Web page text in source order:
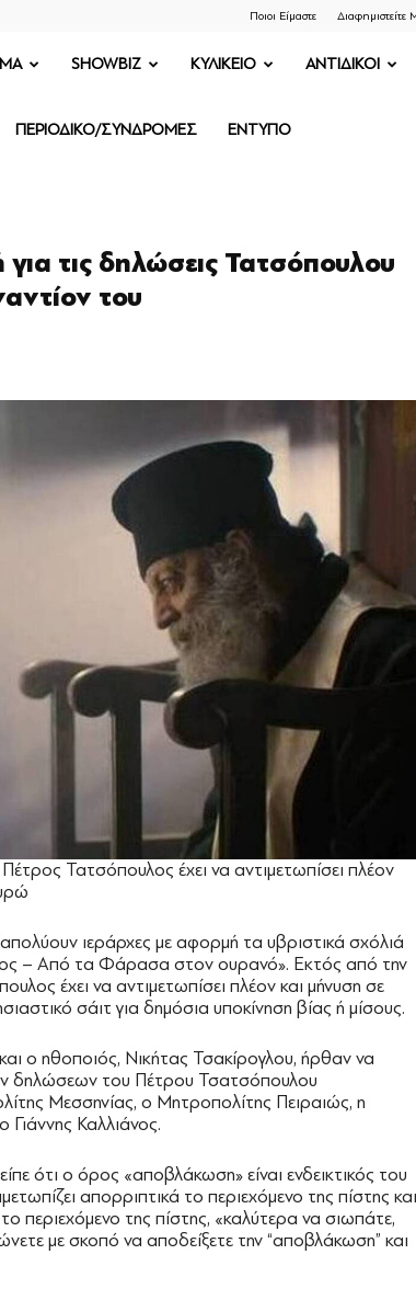
Ποιοι Είμαστε Διαφημιστείτε
SHOWBIZ ΚΥΛΙΚΕΙΟ ΑΝΤΙΔΙΚΟΙ
ΠΕΡΙΟΔΙΚΟ/ΣΥΝΔΡΟΜΕΣ ΕΝΤΥΠΟ
τις δηλώσεις Τατσόπουλου
του
Τατσόπουλος έχει να αντιμετωπίσει πλέον
ιεράρχες με αφορμή τα υβριστικά σχόλιά
– Από τα Φάρασα στον ουρανό». Εκτός από την
έχει να αντιμετωπίσει πλέον και μήνυση σε
σάιτ για δημόσια υποκίνηση βίας ή μίσους.
ο ηθοποιός, Νικήτας Τσακίρογλου, ήρθαν να
δηλώσεων του Πέτρου Τσατσόπουλου
Μεσσηνίας, ο Μητροπολίτης Πειραιώς, η
Γιάννης Καλλιάνος.
ότι ο όρος «αποβλάκωση» είναι ενδεικτικός του
απορριπτικά το περιεχόμενο της πίστης και
περιεχόμενο της πίστης, «καλύτερα να σιωπάτε,
με σκοπό να αποδείξετε την “αποβλάκωση” και